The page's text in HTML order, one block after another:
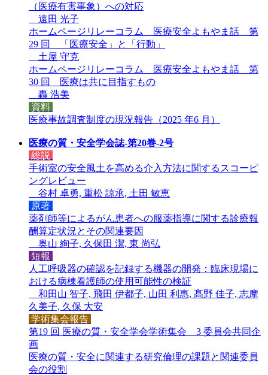
（医療有害事象）への対応
遠田 光子
ホームページリレーコラム 医療安全よもやま話 第
29 回 「医療安全」と「行動」
土屋 守克
ホームページリレーコラム 医療安全よもやま話 第
30 回 医療は共に目指すもの
轟 浩美
資料
医療事故調査制度の現況報告（2025 年6 月）
医療の質・安全学会誌-第20巻-2号
総説
手術室の安全風土を高める介入方法に関するスコーピ
ングレビュー
谷村 卓勇, 重松 諒承, 土田 敏恵
原著
薬剤師等によるがん患者への服薬指導に関する診療報
酬算定状況とその関連要因
奥山 絢子, 久保田 潔, 東 尚弘
短報
人工呼吸器の確認を記録する機器の開発：臨床現場に
おける病棟看護師の使用可能性の検証
和田山 智子, 飛田 伊都子, 山田 利惠, 髙野 佳子, 志摩
久美子, 久保 大安
学術集会報告
第19 回 医療の質・安全学会学術集会 3 委員会共同企
画
医療の質・安全に関連する研究倫理の課題と関連委員
会の役割